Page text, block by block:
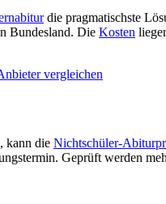
die pragmatischste
Bundesland. Die Kosten
vergleichen
kann die Nichtschüler-
Geprüft werden